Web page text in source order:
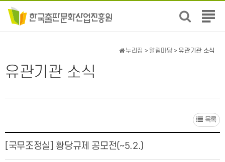
전
뉴
유관기관 소식
누리집 > 알림마당 > 유관기관 소식
목록
[국무조정실] 황당규제 공모전(~5.2.)